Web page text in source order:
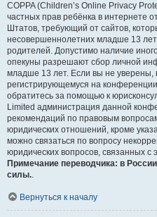
COPPA (Children’s Online Privacy
частных прав ребёнка в интернете
Штатов, требующий от сайтов,
несовершеннолетних младше 13
родителей. Допустимо наличие
опекуны разрешают сбор личной
младше 13 лет. Если вы не уверены,
регистрирующемуся на
обратитесь за помощью к
Limited администрация данной
рекомендаций по правовым
юридических отношений, кроме
можно связаться по вопросу
юридических вопросов, связанных с
Примечание переводчика: в
силы..
Вернуться к началу